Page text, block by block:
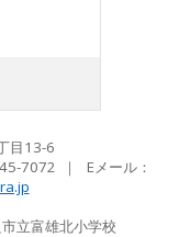
目13-6
7072 ｜ Eメール：
立富雄北小学校